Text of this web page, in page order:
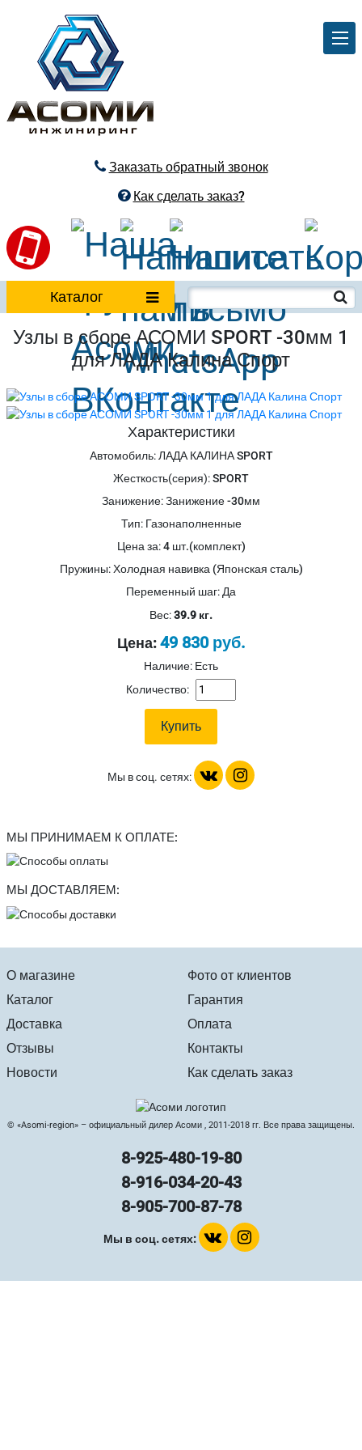
Заказать обратный звонок
Как сделать заказ?
Каталог
Узлы в сборе АСОМИ SPORT -30мм 1
для ЛАДА Калина Спорт
Характеристики
Автомобиль:ЛАДА КАЛИНА SPORT
Жесткость(серия):SPORT
Занижение:Занижение -30мм
Тип: Газонаполненные
Цена за:4 шт.(комплект)
Пружины:Холодная навивка (Японская сталь)
Переменный шаг: Да
Вес:39.9 кг.
Цена:49 830 руб.
Наличие: Есть
Количество:
Мы в соц. сетях:
МЫ ПРИНИМАЕМ К ОПЛАТЕ:
МЫ ДОСТАВЛЯЕМ:
О магазине
Каталог
Доставка
Отзывы
Новости
Фото от клиентов
Гарантия
Оплата
Контакты
Как сделать заказ
© «Asomi-region» – официальный дилер Асоми , 2011-2018 гг. Все права защищены.
8-925-480-19-80
8-916-034-20-43
8-905-700-87-78
Мы в соц. сетях: